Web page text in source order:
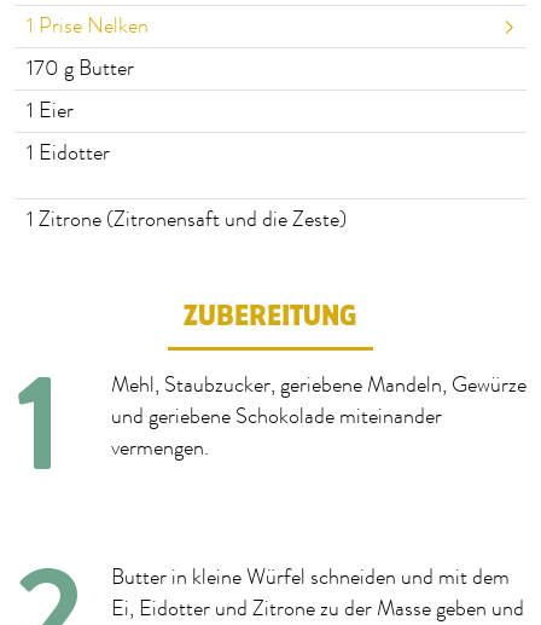
1 Prise Nelken
170 g Butter
1 Eier
1 Eidotter
1 Zitrone (Zitronensaft und die Zeste)
ZUBEREITUNG
Mehl, Staubzucker, geriebene Mandeln, Gewürze
und geriebene Schokolade miteinander
vermengen.
Butter in kleine Würfel schneiden und mit dem
Ei, Eidotter und Zitrone zu der Masse geben und